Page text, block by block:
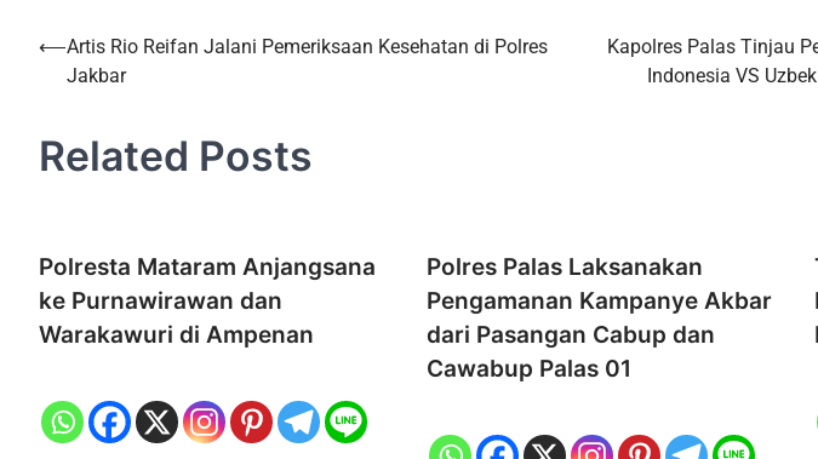
Post
navigation
⟵Artis Rio Reifan Jalani Pemeriksaan Kesehatan di Polres
Jakbar
Kapolres Palas Tinjau
Indonesia VS
Related Posts
Polresta Mataram Anjangsana
ke Purnawirawan dan
Warakawuri di Ampenan
Polres Palas Laksanakan
Pengamanan Kampanye Akbar
dari Pasangan Cabup dan
Cawabup Palas 01